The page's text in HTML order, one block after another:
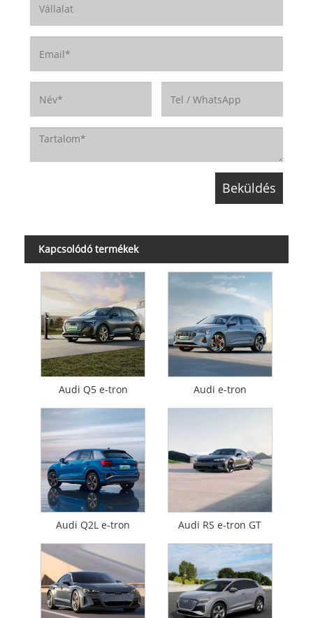
Kapcsolódó termékek
Audi Q5 e-tron Audi e-tron
Audi Q2L e-tron Audi RS e-tron GT